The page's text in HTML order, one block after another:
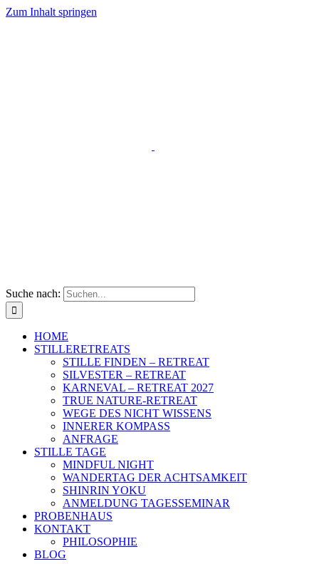
Zum Inhalt springen
Suche nach:
HOME
STILLERETREATS
STILLE FINDEN – RETREAT
SILVESTER – RETREAT
KARNEVAL – RETREAT 2027
TRUE NATURE-RETREAT
WEGE DES NICHT WISSENS
INNERER KOMPASS
ANFRAGE
STILLE TAGE
MINDFUL NIGHT
WANDERTAG DER ACHTSAMKEIT
SHINRIN YOKU
ANMELDUNG TAGESSEMINAR
PROBENHAUS
KONTAKT
PHILOSOPHIE
BLOG